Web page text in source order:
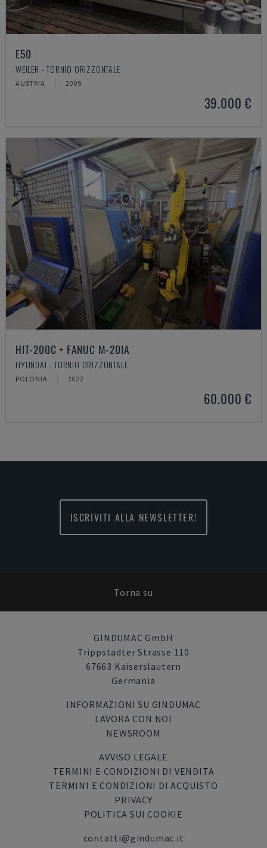
E50
WEILER - TORNIO ORIZZONTALE
AUSTRIA 2009
39.000 €
HIT-200C + FANUC M-20IA
HYUNDAI - TORNIO ORIZZONTALE
POLONIA 2022
60.000 €
ISCRIVITI ALLA NEWSLETTER!
Torna su
GINDUMAC GmbH
Trippstadter Strasse 110
67663 Kaiserslautern
Germania
INFORMAZIONI SU GINDUMAC
LAVORA CON NOI
NEWSROOM
AVVISO LEGALE
TERMINI E CONDIZIONI DI VENDITA
TERMINI E CONDIZIONI DI ACQUISTO
PRIVACY
POLITICA SUI COOKIE
contatti@gindumac.it